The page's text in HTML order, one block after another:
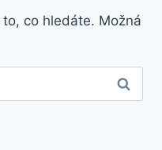
co hledáte. Možná